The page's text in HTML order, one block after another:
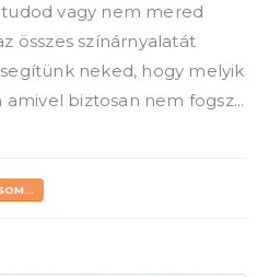
vagy nem mered
összes színárnyalatát
neked, hogy melyik
amivel biztosan nem fogsz...